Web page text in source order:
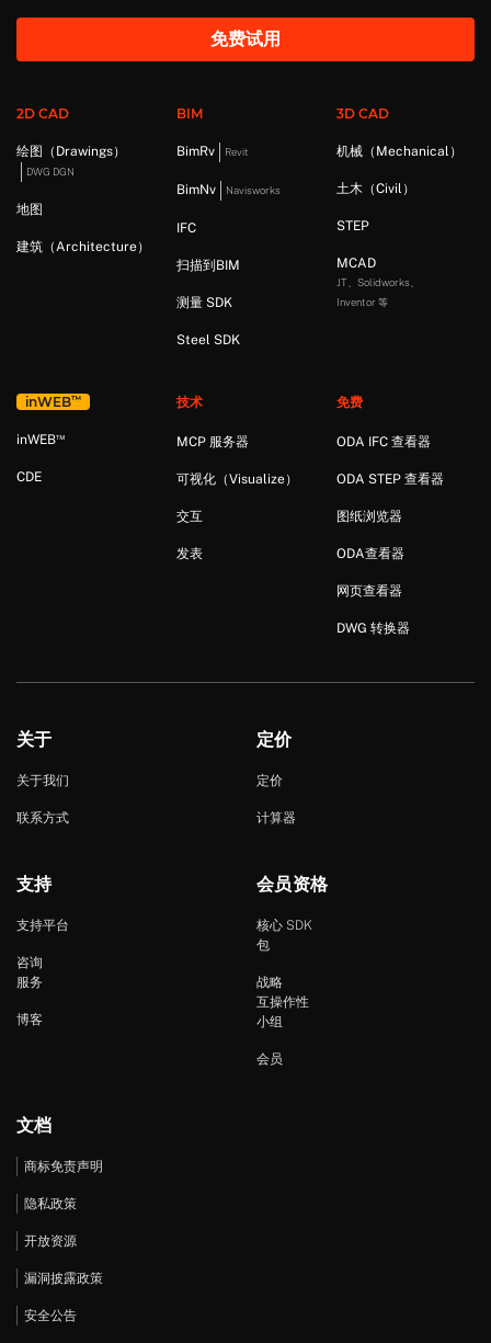
免费试用
2D CAD
绘图（Drawings）
DWG DGN
地图
建筑（Architecture）
BIM
BimRv Revit
BimNv Navisworks
IFC
扫描到BIM
测量 SDK
Steel SDK
3D CAD
机械（Mechanical）
土木（Civil）
STEP
MCAD
JT、Solidworks、
Inventor 等
inWEB™
inWEB™
CDE
技术
MCP 服务器
可视化（Visualize）
交互
发表
免费
ODA IFC 查看器
ODA STEP 查看器
图纸浏览器
ODA查看器
网页查看器
DWG 转换器
关于
关于我们
联系方式
定价
定价
计算器
支持
支持平台
咨询
服务
博客
会员资格
核心 SDK
包
战略
互操作性
小组
会员
文档
商标免责声明
隐私政策
开放资源
漏洞披露政策
安全公告